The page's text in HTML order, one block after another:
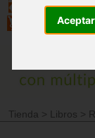
Aceptar
Tienda > Libros >